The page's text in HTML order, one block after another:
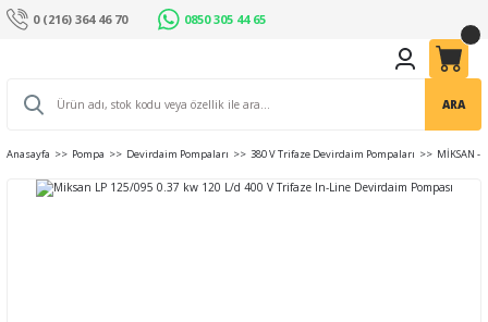
0 (216) 364 46 70 0850 305 44 65
ARA
Anasayfa Pompa Devirdaim Pompaları 380 V Trifaze Devirdaim Pompaları MİKSAN -